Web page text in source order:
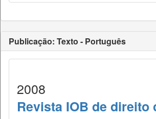
Publicação: Texto - Português
2008
Revista IOB de